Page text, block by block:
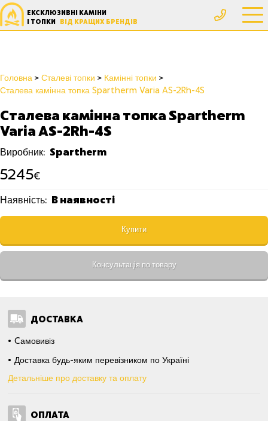
ЕКСКЛЮЗИВНІ КАМІНИ
І ТОПКИ ВІД КРАЩИХ БРЕНДІВ
Головна Сталеві топки
Камінні топки
Сталева камінна топка Spartherm Varia AS-2Rh-4S
Сталева камінна топка Spartherm
Varia AS-2Rh-4S
Виробник: Spartherm
5245€
Наявність: В наявності
Купити
Консультація по товару
ДОСТАВКА
Cамовивіз
Доставка будь-яким перевізником по Україні
Детальніше про доставку та оплату
ОПЛАТА